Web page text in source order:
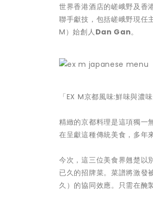
世界香港酒店的嵯峨野及香
聯手獻技，包括嵯峨野現任
M）始創人Dan Gan。
「EX M京都風味:鮮味與
精緻的京都料理是這項獨一
在呈獻這種傳統美食，多年
今次，這三位美食界翹楚以
已久的招牌菜。菜譜將激
久）的協同效應。只需在醃